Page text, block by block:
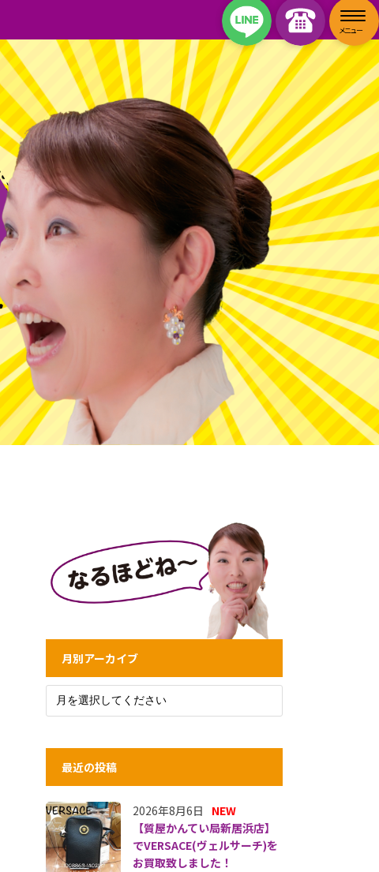
月別アーカイブ
最近の投稿
2026年8月6日
NEW
【質屋かんてい局新居浜店】
でVERSACE(ヴェルサーチ)を
お買取致しました！